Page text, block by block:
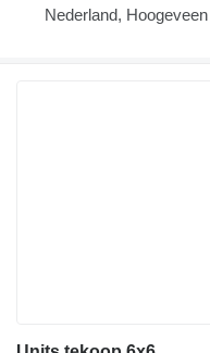
Nederland, Hoogeveen